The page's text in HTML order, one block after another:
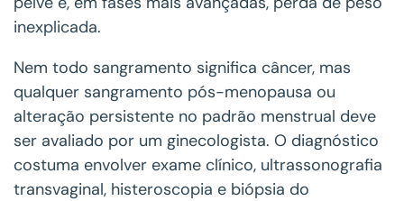
inexplicada.
Nem todo sangramento significa câncer, mas
qualquer sangramento pós-menopausa ou
alteração persistente no padrão menstrual deve
ser avaliado por um ginecologista. O diagnóstico
costuma envolver exame clínico, ultrassonografia
transvaginal, histeroscopia e biópsia do